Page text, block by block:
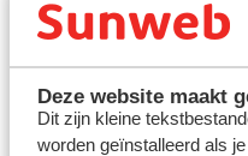
Deze website maakt
Dit zijn kleine
worden geïnstalleerd als
Reisinfo
Vragen & contact
Klacht indienen